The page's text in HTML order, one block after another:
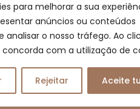
para melhorar a sua
anúncios ou conteúdos
analisar o nosso tráfego. Ao
concorda com a utilização de
Rejeitar Aceite